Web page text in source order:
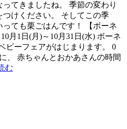
てきましたね。 季節の変わり
けください。 そしてこの季
ても栗ごはんです！ 【ボーネ
月1日(月)～10月31日(水) ボーネ
ビーフェアがはじまります。 0
、 赤ちゃんとおかあさんの時間
む